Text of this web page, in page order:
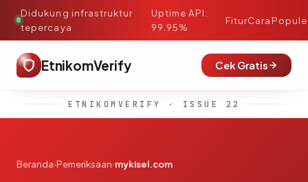
Didukung infrastruktur
tepercaya
·
Uptime API:
99.95%
FiturCara
EtnikomVerify Cek Gratis
ETNIKOMVERIFY · ISSUE 22
Beranda›Pemeriksaan›mykisel.com